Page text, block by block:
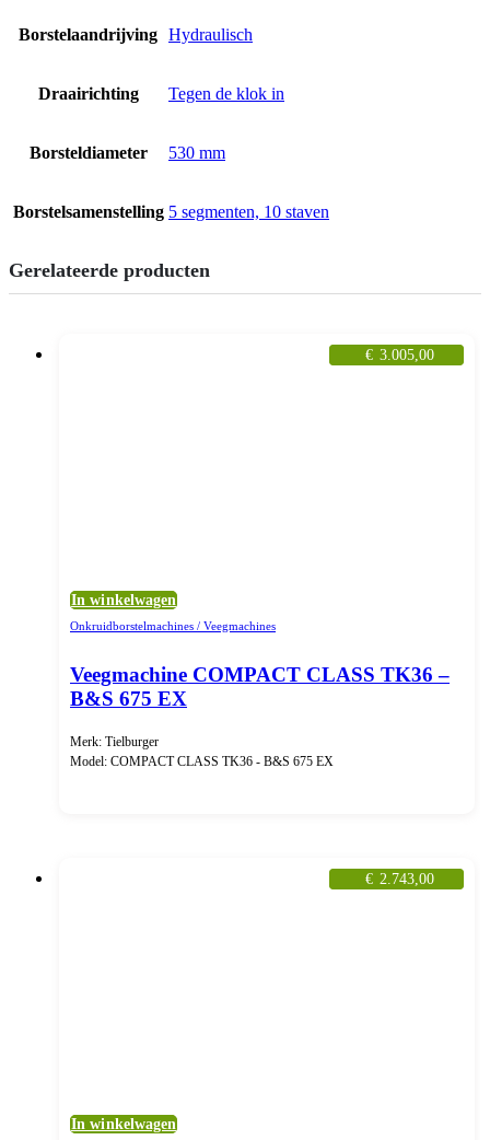
Borstelaandrijving Hydraulisch
Draairichting Tegen de klok in
Borsteldiameter 530 mm
Borstelsamenstelling 5 segmenten, 10 staven
Gerelateerde producten
€ 3.005,00
In winkelwagen
Onkruidborstelmachines / Veegmachines
Veegmachine COMPACT CLASS TK36 –
B&S 675 EX
Merk: Tielburger
Model: COMPACT CLASS TK36 - B&S 675 EX
€ 2.743,00
In winkelwagen